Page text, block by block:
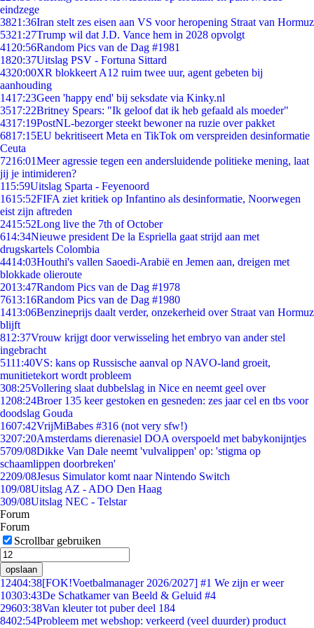
eindzege
3821:36Iran stelt zes eisen aan VS voor heropening Straat van Hormuz
5321:27Trump wil dat J.D. Vance hem in 2028 opvolgt
41 20:56Random Pics van de Dag #1981
1820:37Uitslag PSV - Fortuna Sittard
4320:00XR blokkeert A12 ruim twee uur, agent gebeten bij
aanhouding
1417:23Geen 'happy end' bij seksdate via Kinky.nl
3517:22Britney Spears: "Ik geloof dat ik heb gefaald als moeder"
4317:19PostNL-bezorger steekt bewoner na ruzie over pakket
6817:15EU bekritiseert Meta en TikTok om verspreiden desinformatie
Ceuta
7216:01Meer agressie tegen een andersluidende politieke mening, laat
jij je intimideren?
115:59Uitslag Sparta - Feyenoord
1615:52FIFA ziet kritiek op Infantino als desinformatie, Noorwegen
eist zijn aftreden
2415:52Long live the 7th of October
614:34Nieuwe president De la Espriella gaat strijd aan met
drugskartels Colombia
4414:03Houthi's vallen Saoedi-Arabië en Jemen aan, dreigen met
blokkade olieroute
2013:47Random Pics van de Dag #1978
7613:16Random Pics van de Dag #1980
1413:06Benzineprijs daalt verder, onzekerheid over Straat van Hormuz
blijft
812:37Vrouw krijgt door verwisseling het embryo van ander stel
ingebracht
5111:40VS: kans op Russische aanval op NAVO-land groeit,
munitietekort wordt probleem
308:25Vollering slaat dubbelslag in Nice en neemt geel over
1208:24Broer 135 keer gestoken en gesneden: zes jaar cel en tbs voor
doodslag Gouda
1607:42VrijMiBabes #316 (not very sfw!)
3207:20Amsterdams dierenasiel DOA overspoeld met babykonijntjes
5709/08Dikke Van Dale neemt 'vulvalippen' op: 'stigma op
schaamlippen doorbreken'
2209/08Jesus Simulator komt naar Nintendo Switch
109/08Uitslag AZ - ADO Den Haag
309/08Uitslag NEC - Telstar
Forum
Forum
Scrollbar gebruiken
opslaan
12404:38[FOK!Voetbalmanager 2026/2027] #1 We zijn er weer
10303:43De Schatkamer van Beeld & Geluid #4
29603:38Van kleuter tot puber deel 184
8402:54Probleem met webshop: verkeerd (veel duurder) product